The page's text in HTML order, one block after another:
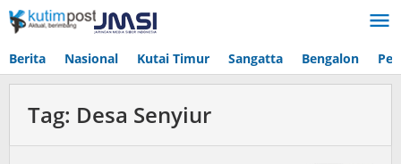
Lewati
ke
Berita Nasional Kutai Timur Sangatta Bengalon
Tag: Desa Senyiur